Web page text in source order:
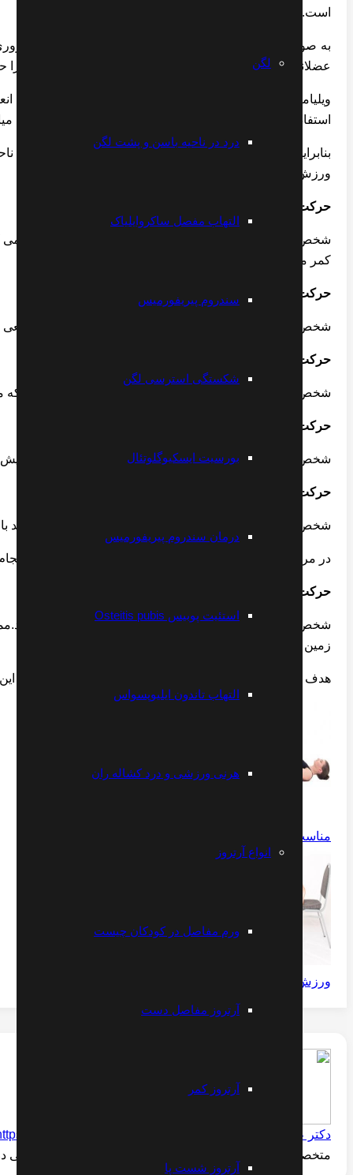
لگن
درد در ناحیه باسن و پشت لگن
التهاب مفصل ساکروایلیاک
سندروم پیریفورمیس
شکستگی استرسی لگن
بورسیت ایسکیوگلوتئال
درمان سندروم پیریفورمیس
استئیت پوبیس Osteitis pubis
التهاب تاندون ایلیوپسواس
هرنی ورزشی و درد کشاله ران
انواع آرتروز
ورم مفاصل در کودکان چیست
آرتروز مفاصل دست
آرتروز کمر
آرتروز شست پا
است.
به صورت کلی دو گروه از عضلات برای حفظ گودی کمر
عضلانی برقرار باشد گودی کمر (لوردوز) وضعیت طبیعی خود را
ویلیامز معتقد است که در اثرضعف عضلات سرینی و یا عدم
استفاده نمی کند و همین امر باعث مختل شدن حرکات مفاصل
بنابراین ویلیامز برای کاهش و رفع گودی کمر و تقویت
ورزش ها و یا حرکات ویلیامز گفته می شود.
حرکت اول
شخص در صورتی که دراز کشیده و زانوهایش خم است سعی می
کمر می باشد
حرکت دوم
شخص در صورتی که خوابیده و زانوهایش مقداری خم است
حرکت سوم
شخص در حالت خوابیده سعی می کند زانوهای خود را تا جایی
حرکت چهارم
شخص در حالی که نشسته است سعی می کند به آرامی دستهایش
حرکت پنجم
شخص در حالتی که در شروع دو میدانی قرار دارد سعی می کند
در مرحله بعد و عوض کردن پا همین ورزش را برای پای دیگر
حرکت ششم
شخص در حالی که در منار دیوار ایستاده سعی میکند که
زمین ، روی صندلی بنشیند .
هدف از انجام این نرمش تقویت عضلات چهار سر ران است در
مناسب افرادی که سابقه کمر درد ندارند
ورزش های ویلیامز برای گودی کمر
دکتر علیرضا مقتدری
www.instagram.com/dr.moghtaderi
متخصص طب فیزیکی و الکترودیاگنوز -- فلوشیپ فوق تخصصی